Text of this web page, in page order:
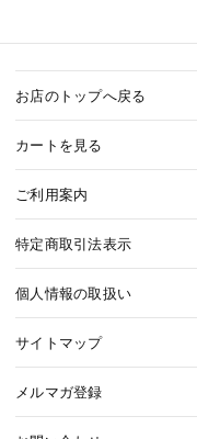
お店のトップへ戻る
カートを見る
ご利用案内
特定商取引法表示
個人情報の取扱い
サイトマップ
メルマガ登録